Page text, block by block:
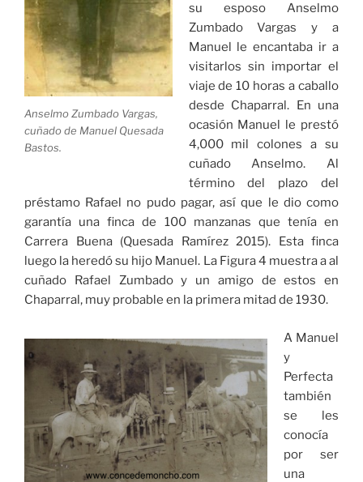
Anselmo Zumbado Vargas,
cuñado de Manuel Quesada
Bastos.
su esposo Anselmo
Zumbado Vargas y a
Manuel le encantaba ir a
visitarlos sin importar el
viaje de 10 horas a caballo
desde Chaparral. En una
ocasión Manuel le prestó
4,000 mil colones a su
cuñado Anselmo. Al
término del plazo del
préstamo Rafael no pudo pagar, así que le dio como
garantía una finca de 100 manzanas que tenía en
Carrera Buena (Quesada Ramírez 2015). Esta finca
luego la heredó su hijo Manuel. La Figura 4 muestra a al
cuñado Rafael Zumbado y un amigo de estos en
Chaparral, muy probable en la primera mitad de 1930.
A Manuel
y
Perfecta
también
se les
conocía
por ser
una